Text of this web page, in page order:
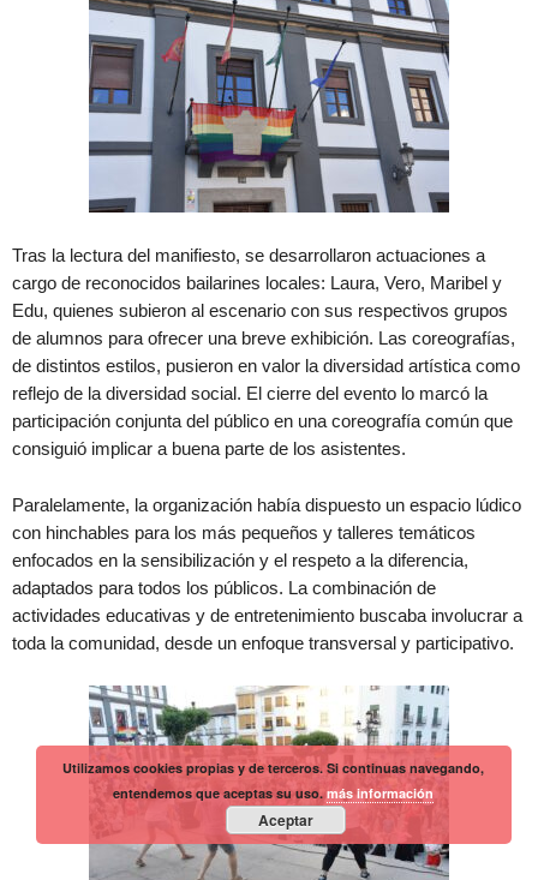
Tras la lectura del manifiesto, se desarrollaron actuaciones a
cargo de reconocidos bailarines locales: Laura, Vero, Maribel y
Edu, quienes subieron al escenario con sus respectivos grupos
de alumnos para ofrecer una breve exhibición. Las coreografías,
de distintos estilos, pusieron en valor la diversidad artística como
reflejo de la diversidad social. El cierre del evento lo marcó la
participación conjunta del público en una coreografía común que
consiguió implicar a buena parte de los asistentes.
Paralelamente, la organización había dispuesto un espacio lúdico
con hinchables para los más pequeños y talleres temáticos
enfocados en la sensibilización y el respeto a la diferencia,
adaptados para todos los públicos. La combinación de
actividades educativas y de entretenimiento buscaba involucrar a
toda la comunidad, desde un enfoque transversal y participativo.
Utilizamos cookies propias y de terceros. Si continuas navegando,
entendemos que aceptas su uso.más información
Aceptar